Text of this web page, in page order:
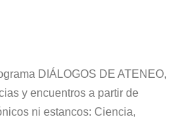
DIÁLOGOS DE ATENEO,
y encuentros a partir de
ni estancos: Ciencia,